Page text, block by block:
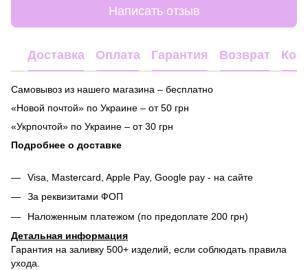
Написать отзыв
Доставка Оплата Гарантия Возврат
Самовывоз из нашего магазина – бесплатно
«Новой почтой» по Украине – от 50 грн
«Укрпочтой» по Украине – от 30 грн
Подробнее о доставке
Visa, Mastercard, Apple Pay, Google pay - на сайте
За реквизитами ФОП
Наложенным платежом (по предоплате 200 грн)
Детальная информация
Гарантия на заливку 500+ изделий, если соблюдать правила
ухода.